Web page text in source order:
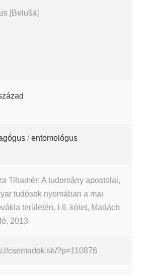
[Beluša]
/entomológus
Tihamér: A tudomány apostolai,
tudósok nyomában a mai
területén, I-II. kötet, Madách
2013
csemadok.sk/?p=110876